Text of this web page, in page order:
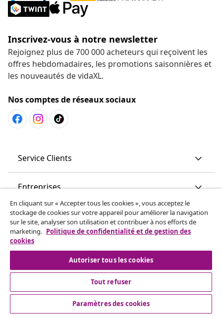
Inscrivez-vous à notre newsletter
Rejoignez plus de 700 000 acheteurs qui reçoivent les
offres hebdomadaires, les promotions saisonnières et
les nouveautés de vidaXL.
Nos comptes de réseaux sociaux
Service Clients
Entreprises
vidaXL
More content links
En cliquant sur « Accepter tous les cookies », vous acceptez le
stockage de cookies sur votre appareil pour améliorer la navigation
sur le site, analyser son utilisation et contribuer à nos efforts de
marketing. Politique de confidentialité et de gestion des
cookies
Autoriser tous les cookies
Tout refuser
Paramètres des cookies